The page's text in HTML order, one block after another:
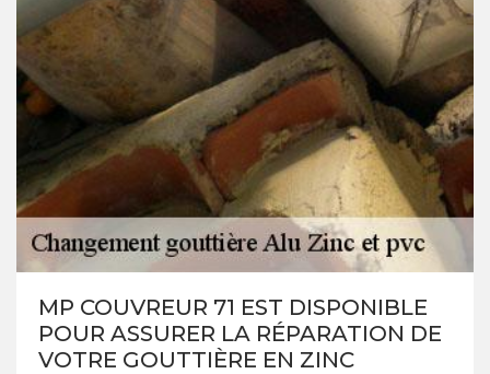
MP COUVREUR 71 EST DISPONIBLE
POUR ASSURER LA RÉPARATION DE
VOTRE GOUTTIÈRE EN ZINC